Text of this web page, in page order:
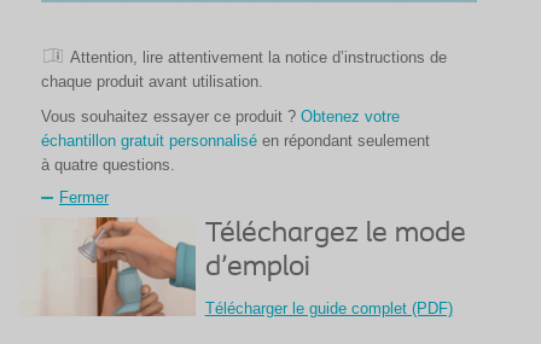
icône
Attention, lire attentivement la notice d’instructions de
chaque produit avant utilisation.
Vous souhaitez essayer ce produit ? Obtenez votre
échantillon gratuit personnalisé en répondant seulement
à quatre questions.
Fermer
Téléchargez le mode
d'emploi
Télécharger le guide complet (PDF)